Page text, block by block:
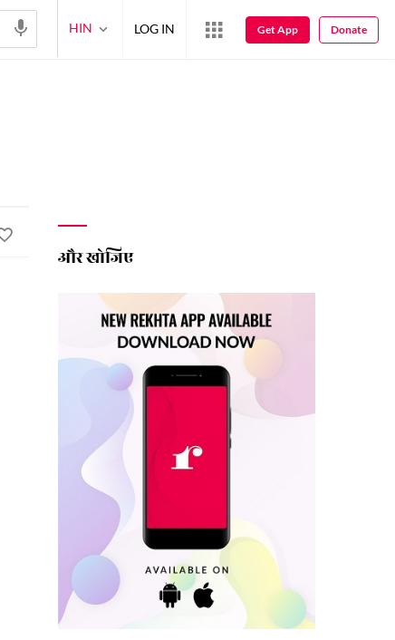
और खोजिए
HIN LOG IN Get App Donate